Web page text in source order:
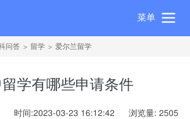
菜单
问答 留学 爱尔兰留学
学有哪些申请条件
时间:2023-03-23 16:12:42 浏览量: 2505